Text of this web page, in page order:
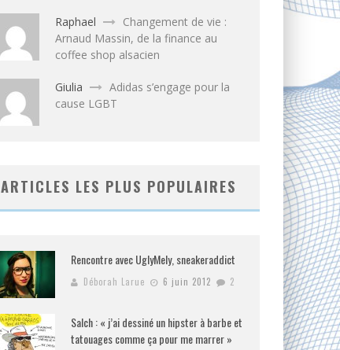
Raphael
Changement de vie :
Arnaud Massin, de la finance au
coffee shop alsacien
Giulia
Adidas s’engage pour la
cause LGBT
ARTICLES LES PLUS POPULAIRES
Rencontre avec UglyMely, sneakeraddict
Déborah Larue 6 juin 2012 2
Salch : « j’ai dessiné un hipster à barbe et
tatouages comme ça pour me marrer »